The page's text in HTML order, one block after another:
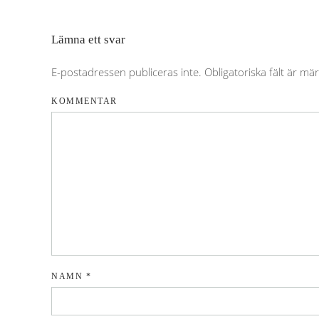
Lämna ett svar
E-postadressen publiceras inte. Obligatoriska fält är
KOMMENTAR
NAMN *